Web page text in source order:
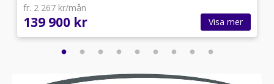
fr. 2 267 kr/mån
139 900 kr Visa mer